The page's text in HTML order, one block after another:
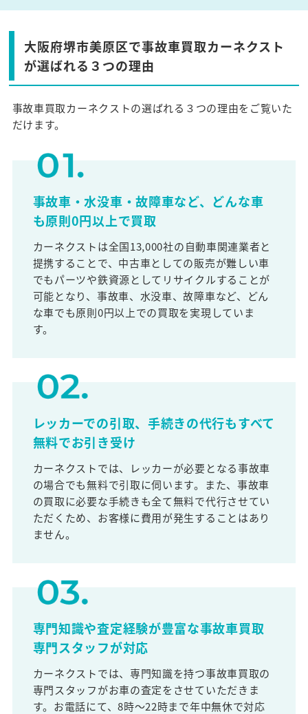
大阪府堺市美原区で事故車買取カーネクスト
が選ばれる３つの理由
事故車買取カーネクストの選ばれる３つの理由をご覧いた
だけます。
事故車・水没車・故障車など、どんな車
も原則0円以上で買取
カーネクストは全国13,000社の自動車関連業者と
提携することで、中古車としての販売が難しい車
でもパーツや鉄資源としてリサイクルすることが
可能となり、事故車、水没車、故障車など、どん
な車でも原則0円以上での買取を実現していま
す。
レッカーでの引取、手続きの代行もすべて
無料でお引き受け
カーネクストでは、レッカーが必要となる事故車
の場合でも無料で引取に伺います。また、事故車
の買取に必要な手続きも全て無料で代行させてい
ただくため、お客様に費用が発生することはあり
ません。
専門知識や査定経験が豊富な事故車買取
専門スタッフが対応
カーネクストでは、専門知識を持つ事故車買取の
専門スタッフがお車の査定をさせていただきま
す。お電話にて、8時～22時まで年中無休で対応